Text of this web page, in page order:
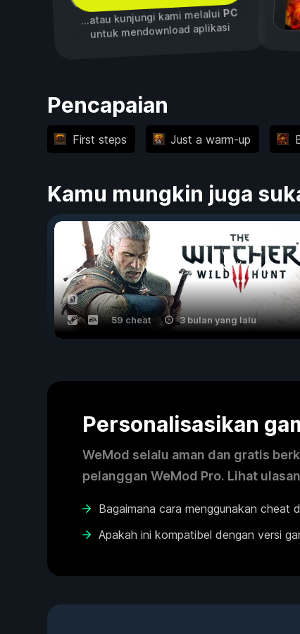
...atau kunjungi kami melalui PC
untuk mendownload aplikasi
Pencapaian
First steps Just a warm-up
Kamu mungkin juga
59 cheat 3 bulan yang lalu
Personalisasikan
WeMod selalu aman dan gratis
pelanggan WeMod Pro. Lihat
Bagaimana cara menggunakan cheat
Apakah ini kompatibel dengan versi